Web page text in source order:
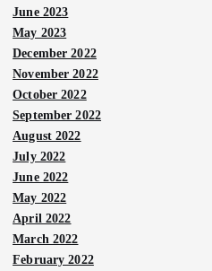
June 2023
May 2023
December 2022
November 2022
October 2022
September 2022
August 2022
July 2022
June 2022
May 2022
April 2022
March 2022
February 2022